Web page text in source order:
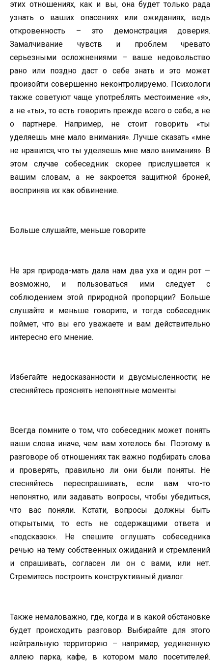
этих отношениях, как и вы, она будет только рада
узнать о ваших опасениях или ожиданиях, ведь
откровенность – это демонстрация доверия.
Замалчивание чувств и проблем чревато
серьезными осложнениями – ваше недовольство
рано или поздно даст о себе знать и это может
произойти совершенно неконтролируемо. Психологи
также советуют чаще употреблять местоимение «я»,
а не «ты», то есть говорить прежде всего о себе, а не
о партнере. Например, не стоит говорить «ты
уделяешь мне мало внимания». Лучше сказать «мне
не нравится, что ты уделяешь мне мало внимания». В
этом случае собеседник скорее прислушается к
вашим словам, а не закроется защитной броней,
восприняв их как обвинение.
Больше слушайте, меньше говорите
Не зря природа-мать дала нам два уха и один рот —
возможно, и пользоваться ими следует с
соблюдением этой природной пропорции? Больше
слушайте и меньше говорите, и тогда собеседник
поймет, что вы его уважаете и вам действительно
интересно его мнение.
Избегайте недосказанности и двусмысленности; не
стесняйтесь прояснять непонятные моменты
Всегда помните о том, что собеседник может понять
ваши слова иначе, чем вам хотелось бы. Поэтому в
разговоре об отношениях так важно подбирать слова
и проверять, правильно ли они были поняты. Не
стесняйтесь переспрашивать, если вам что-то
непонятно, или задавать вопросы, чтобы убедиться,
что вас поняли. Кстати, вопросы должны быть
открытыми, то есть не содержащими ответа и
«подсказок». Не спешите оглушать собеседника
речью на тему собственных ожиданий и стремлений
и спрашивать, согласен ли он с вами, или нет.
Стремитесь построить конструктивный диалог.
Также немаловажно, где, когда и в какой обстановке
будет происходить разговор. Выбирайте для этого
нейтральную территорию – например, уединенную
аллею парка, кафе, в котором мало посетителей.